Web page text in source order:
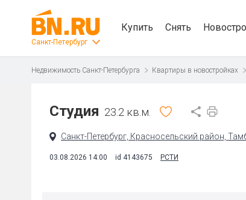
Санкт-Петербург
Купить Снять
Недвижимость Санкт-Петербурга Квартиры в новостройках
Студия 23.2 кв.м.
Санкт-Петербург, Красносельский район,
03.08.2026 14:00 id 4143675 РСТИ